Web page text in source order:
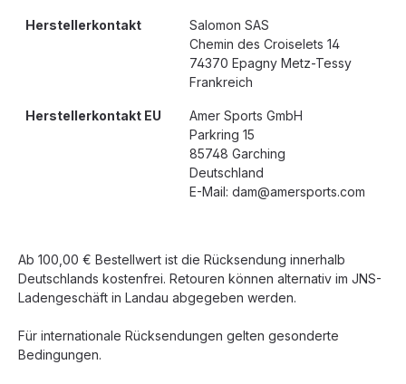
Herstellerkontakt
Salomon SAS
Chemin des Croiselets 14
74370 Epagny Metz-Tessy
Frankreich
Herstellerkontakt EU
Amer Sports GmbH
Parkring 15
85748 Garching
Deutschland
E-Mail: dam@amersports.com
Ab 100,00 € Bestellwert ist die Rücksendung innerhalb
Deutschlands kostenfrei. Retouren können alternativ im JNS-
Ladengeschäft in Landau abgegeben werden.
Für internationale Rücksendungen gelten gesonderte
Bedingungen.